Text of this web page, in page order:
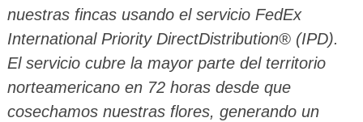
nuestras fincas usando el servicio FedEx
International Priority DirectDistribution® (IPD).
El servicio cubre la mayor parte del territorio
norteamericano en 72 horas desde que
cosechamos nuestras flores, generando un